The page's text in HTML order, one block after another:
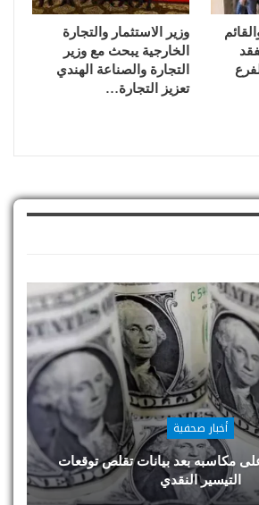
وزير الاستثمار والتجارة
الخارجية يبحث مع وزير
التجارة والصناعة الهندي
تعزيز التجارة…
أخبار صحفية
على مكاسبه بعد بيانات تقلص توقعات
التيسير النقدي